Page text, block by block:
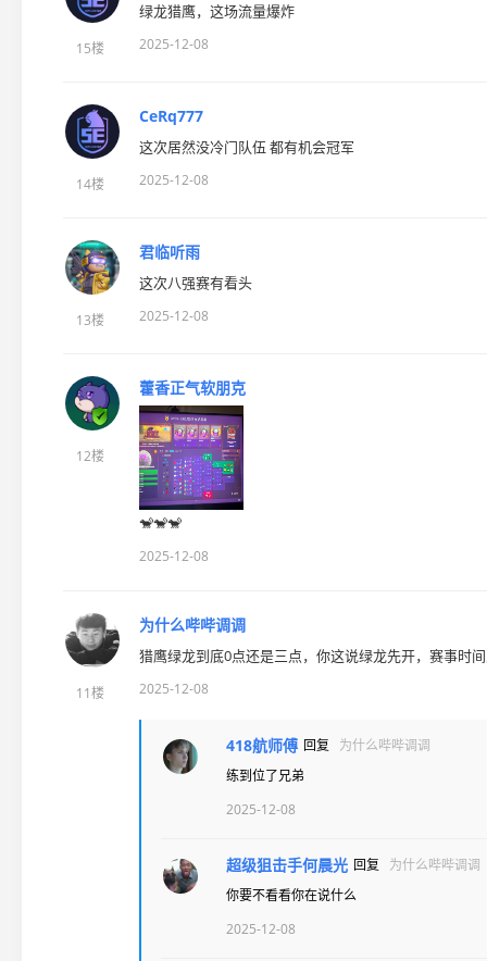
15楼
绿龙猎鹰，这场流量爆炸
2025-12-08
14楼
CeRq777
这次居然没冷门队伍 都有机会冠军
2025-12-08
13楼
君临听雨
这次八强赛有看头
2025-12-08
12楼
藿香正气软朋克
🐒🐒🐒
2025-12-08
11楼
为什么哔哔调调
猎鹰绿龙到底0点还是三点，你这说绿龙先开，赛事时
2025-12-08
418航师傅 回复
为什么哔哔调调
练到位了兄弟
2025-12-08
超级狙击手何晨光 回复
为什么哔哔调调
你要不看看你在说什么
2025-12-08